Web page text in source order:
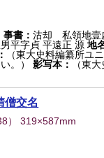
事書：沽却 私領地壹
平字貞 平遠正 源 地
（東大史料編纂所ユ
。）
影写本：
（東
僧交名
） 319×587mm